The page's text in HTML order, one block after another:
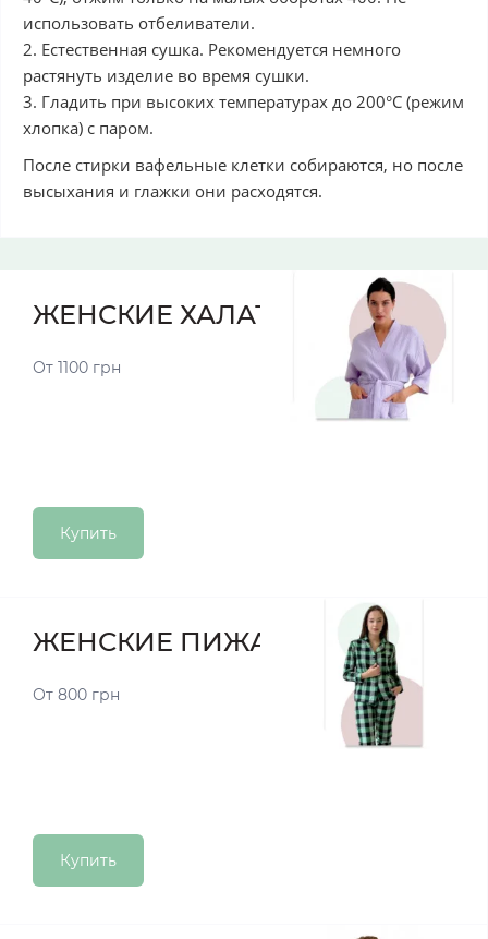
использовать отбеливатели.
2. Естественная сушка. Рекомендуется немного
растянуть изделие во время сушки.
3. Гладить при высоких температурах до 200°С (режим
хлопка) с паром.
После стирки вафельные клетки собираются, но после
высыхания и глажки они расходятся.
ЖЕНСКИЕ ХАЛАТЫ
От 1100 грн
Купить
ЖЕНСКИЕ ПИЖАМЫ
От 800 грн
Купить